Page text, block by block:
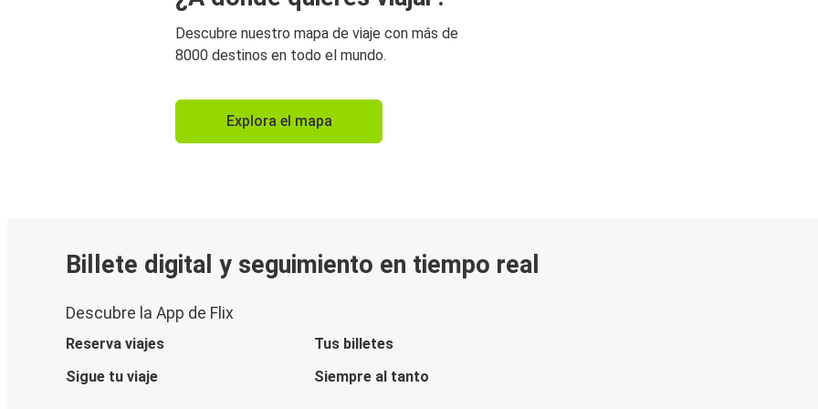
Descubre nuestro mapa de viaje con más de
8000 destinos en todo el mundo.
Explora el mapa
Billete digital y seguimiento en tiempo real
Descubre la App de Flix
Reserva viajes
Tus billetes
Sigue tu viaje
Siempre al tanto